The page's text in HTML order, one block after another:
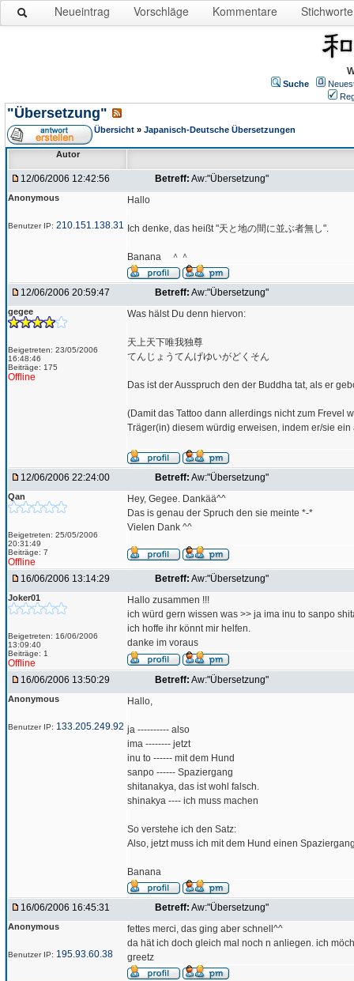
Neueintrag Vorschläge Kommentare Stichworte
Suche
"Übersetzung"
Übersicht » Japanisch-Deutsche Übersetzungen
Autor
12/06/2006 12:42:56 Betreff: Aw:"Übersetzung"
Anonymous
Benutzer IP: 210.151.138.31
Hallo
Ich denke, das heißt "天と地の間に並ぶ者無し".
Banana ＾＾
12/06/2006 20:59:47 Betreff: Aw:"Übersetzung"
gegee
Beigetreten: 23/05/2006
16:48:46
Beiträge: 175
Offline
Was hälst Du denn hiervon:
天上天下唯我独尊
てんじょうてんげゆいがどくそん
Das ist der Ausspruch den der Buddha tat, als er
(Damit das Tattoo dann allerdings nicht zum Frevel
Träger(in) diesem würdig erweisen, indem er/sie ein
12/06/2006 22:24:00 Betreff: Aw:"Übersetzung"
Qan
Beigetreten: 25/05/2006
20:31:49
Beiträge: 7
Offline
Hey, Gegee. Dankää^^
Das is genau der Spruch den sie meinte *-*
Vielen Dank ^^
16/06/2006 13:14:29 Betreff: Aw:"Übersetzung"
Joker01
Beigetreten: 16/06/2006
13:09:40
Beiträge: 1
Offline
Hallo zusammen !!!
ich würd gern wissen was >> ja ima inu to sanpo
ich hoffe ihr könnt mir helfen.
danke im voraus
16/06/2006 13:50:29 Betreff: Aw:"Übersetzung"
Anonymous
Benutzer IP: 133.205.249.92
Hallo,
ja ---------- also
ima -------- jetzt
inu to ------ mit dem Hund
sanpo ------ Spaziergang
shitanakya, das ist wohl falsch.
shinakya ---- ich muss machen
So verstehe ich den Satz:
Also, jetzt muss ich mit dem Hund einen
Banana
16/06/2006 16:45:31 Betreff: Aw:"Übersetzung"
Anonymous
Benutzer IP: 195.93.60.38
fettes merci, das ging aber schnell^^
da hät ich doch gleich mal noch n anliegen. ich
greetz